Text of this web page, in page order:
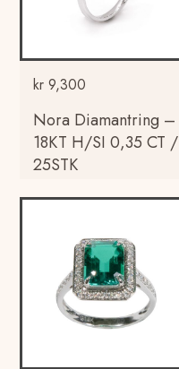
kr 9,300
Nora Diamantring –
18KT H/SI 0,35 CT /
25STK